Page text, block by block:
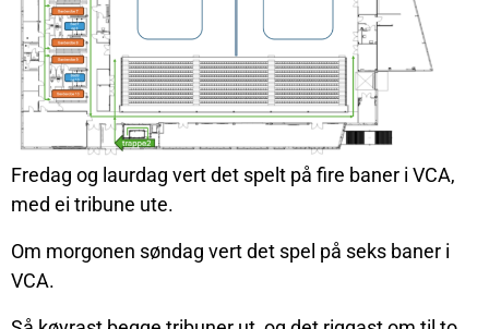
Fredag og laurdag vert det spelt på fire baner i VCA,
med ei tribune ute.
Om morgonen søndag vert det spel på seks baner i
VCA.